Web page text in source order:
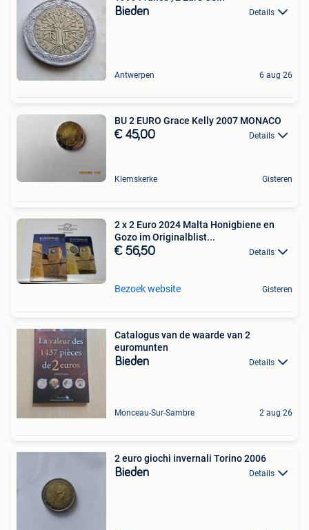
Bieden Details
Antwerpen 6 aug 26
BU 2 EURO Grace Kelly 2007 MONACO
€ 45,00 Details
Klemskerke Gisteren
2 x 2 Euro 2024 Malta Honigbiene en
Gozo im Originalblist...
€ 56,50 Details
Bezoek website Gisteren
Catalogus van de waarde van 2
euromunten
Bieden Details
Monceau-Sur-Sambre 2 aug 26
2 euro giochi invernali Torino 2006
Bieden Details